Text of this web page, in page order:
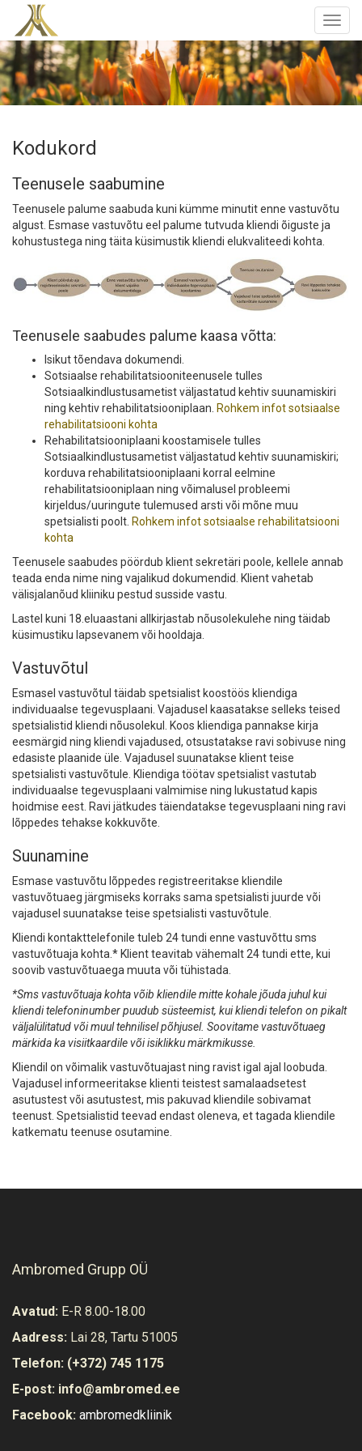
Kodukord
Teenusele saabumine
Teenusele palume saabuda kuni kümme minutit enne vastuvõtu
algust. Esmase vastuvõtu eel palume tutvuda kliendi õiguste ja
kohustustega ning täita küsimustik kliendi elukvaliteedi kohta.
Teenusele saabudes palume kaasa võtta:
Isikut tõendava dokumendi.
Sotsiaalse rehabilitatsiooniteenusele tulles
Sotsiaalkindlustusametist väljastatud kehtiv suunamiskiri
ning kehtiv rehabilitatsiooniplaan. Rohkem infot sotsiaalse
rehabilitatsiooni kohta
Rehabilitatsiooniplaani koostamisele tulles
Sotsiaalkindlustusametist väljastatud kehtiv suunamiskiri;
korduva rehabilitatsiooniplaani korral eelmine
rehabilitatsiooniplaan ning võimalusel probleemi
kirjeldus/uuringute tulemused arsti või mõne muu
spetsialisti poolt. Rohkem infot sotsiaalse rehabilitatsiooni
kohta
Teenusele saabudes pöördub klient sekretäri poole, kellele annab
teada enda nime ning vajalikud dokumendid. Klient vahetab
välisjalanõud kliiniku pestud susside vastu.
Lastel kuni 18.eluaastani allkirjastab nõusolekulehe ning täidab
küsimustiku lapsevanem või hooldaja.
Vastuvõtul
Esmasel vastuvõtul täidab spetsialist koostöös kliendiga
individuaalse tegevusplaani. Vajadusel kaasatakse selleks teised
spetsialistid kliendi nõusolekul. Koos kliendiga pannakse kirja
eesmärgid ning kliendi vajadused, otsustatakse ravi sobivuse ning
edasiste plaanide üle. Vajadusel suunatakse klient teise
spetsialisti vastuvõtule. Kliendiga töötav spetsialist vastutab
individuaalse tegevusplaani valmimise ning lukustatud kapis
hoidmise eest. Ravi jätkudes täiendatakse tegevusplaani ning ravi
lõppedes tehakse kokkuvõte.
Suunamine
Esmase vastuvõtu lõppedes registreeritakse kliendile
vastuvõtuaeg järgmiseks korraks sama spetsialisti juurde või
vajadusel suunatakse teise spetsialisti vastuvõtule.
Kliendi kontakttelefonile tuleb 24 tundi enne vastuvõttu sms
vastuvõtuaja kohta.* Klient teavitab vähemalt 24 tundi ette, kui
soovib vastuvõtuaega muuta või tühistada.
*Sms vastuvõtuaja kohta võib kliendile mitte kohale jõuda juhul kui
kliendi telefoninumber puudub süsteemist, kui kliendi telefon on pikalt
väljalülitatud või muul tehnilisel põhjusel. Soovitame vastuvõtuaeg
märkida ka visiitkaardile või isiklikku märkmikusse.
Kliendil on võimalik vastuvõtuajast ning ravist igal ajal loobuda.
Vajadusel informeeritakse klienti teistest samalaadsetest
asutustest või asutustest, mis pakuvad kliendile sobivamat
teenust. Spetsialistid teevad endast oleneva, et tagada kliendile
katkematu teenuse osutamine.
Ambromed Grupp OÜ
Avatud: E-R 8.00-18.00
Aadress: Lai 28, Tartu 51005
Telefon: (+372) 745 1175
E-post: info@ambromed.ee
Facebook: ambromedkliinik